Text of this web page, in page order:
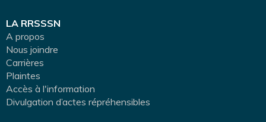
LA RRSSSN
A propos
Nous joindre
Carrières
Plaintes
Accès à l'information
Divulgation d’actes répréhensibles